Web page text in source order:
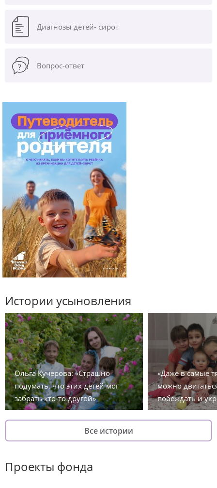
Диагнозы детей- сирот
Вопрос-ответ
Истории усыновления
Ольга Кучерова: «Страшно
подумать, что этих детей мог
забрать кто-то другой»
«Даже в самые
можно
побеждать и
Все истории
Проекты фонда